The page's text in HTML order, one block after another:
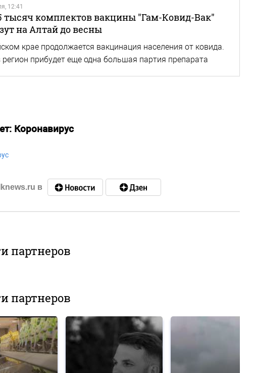
12:41
тысяч комплектов вакцины "Гам-Ковид-Вак"
на Алтай до весны
крае продолжается вакцинация населения от ковида.
регион прибудет еще одна большая партия препарата
Коронавирус
в
партнеров
партнеров